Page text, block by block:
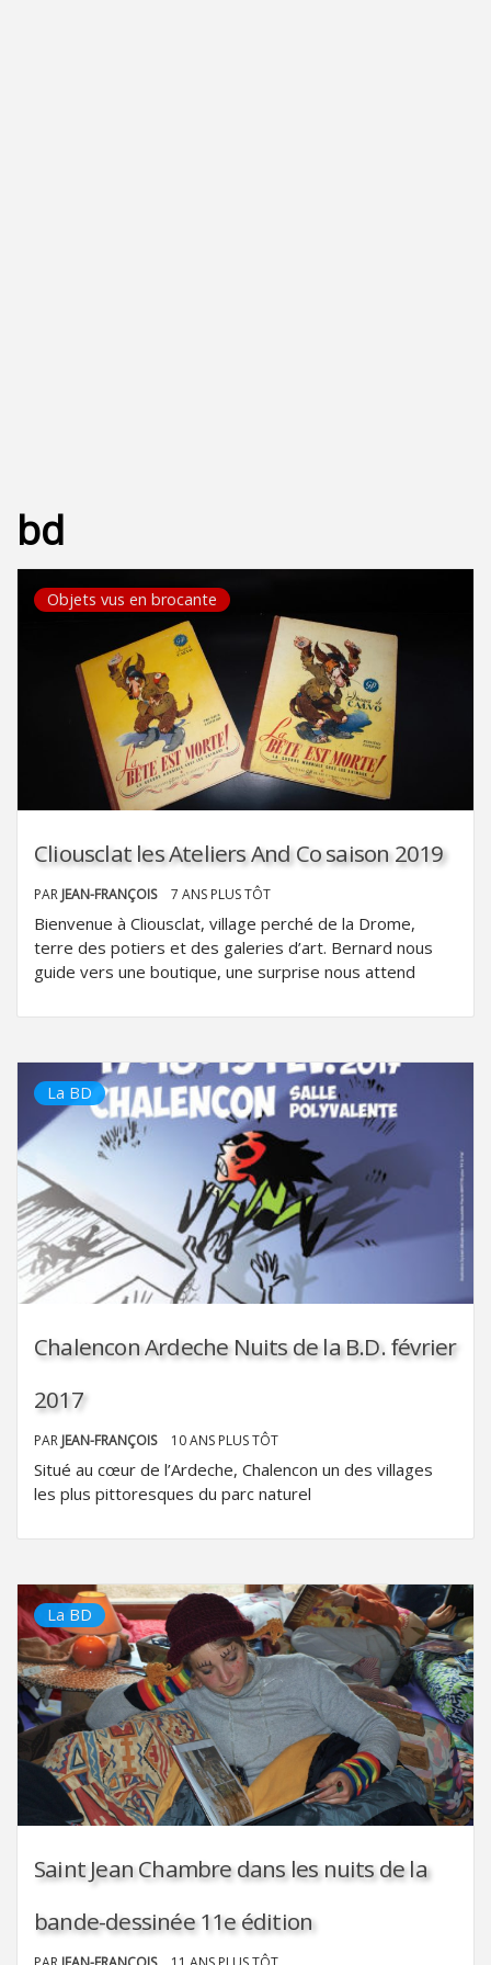
bd
Objets vus en brocante
Cliousclat les Ateliers And Co saison 2019
PAR JEAN-FRANÇOIS 7 ANS PLUS TÔT
Bienvenue à Cliousclat, village perché de la Drome,
terre des potiers et des galeries d’art. Bernard nous
guide vers une boutique, une surprise nous attend
La BD
Chalencon Ardeche Nuits de la B.D. février
2017
PAR JEAN-FRANÇOIS 10 ANS PLUS TÔT
Situé au cœur de l’Ardeche, Chalencon un des villages
les plus pittoresques du parc naturel
La BD
Saint Jean Chambre dans les nuits de la
bande-dessinée 11e édition